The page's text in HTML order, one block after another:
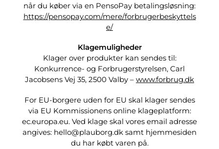
når du køber via en PensoPay betalingsløsning:
https://pensopay.com/mere/forbrugerbeskyttels
e/
Klagemuligheder
Klager over produkter kan sendes til:
Konkurrence- og Forbrugerstyrelsen, Carl
Jacobsens Vej 35, 2500 Valby – www.forbrug.dk
For EU-borgere uden for EU skal klager sendes
via EU Kommissionens online klageplatform:
ec.europa.eu. Ved klage skal vores email adresse
angives: hello@plauborg.dk samt hjemmesiden
du har købt varen på.